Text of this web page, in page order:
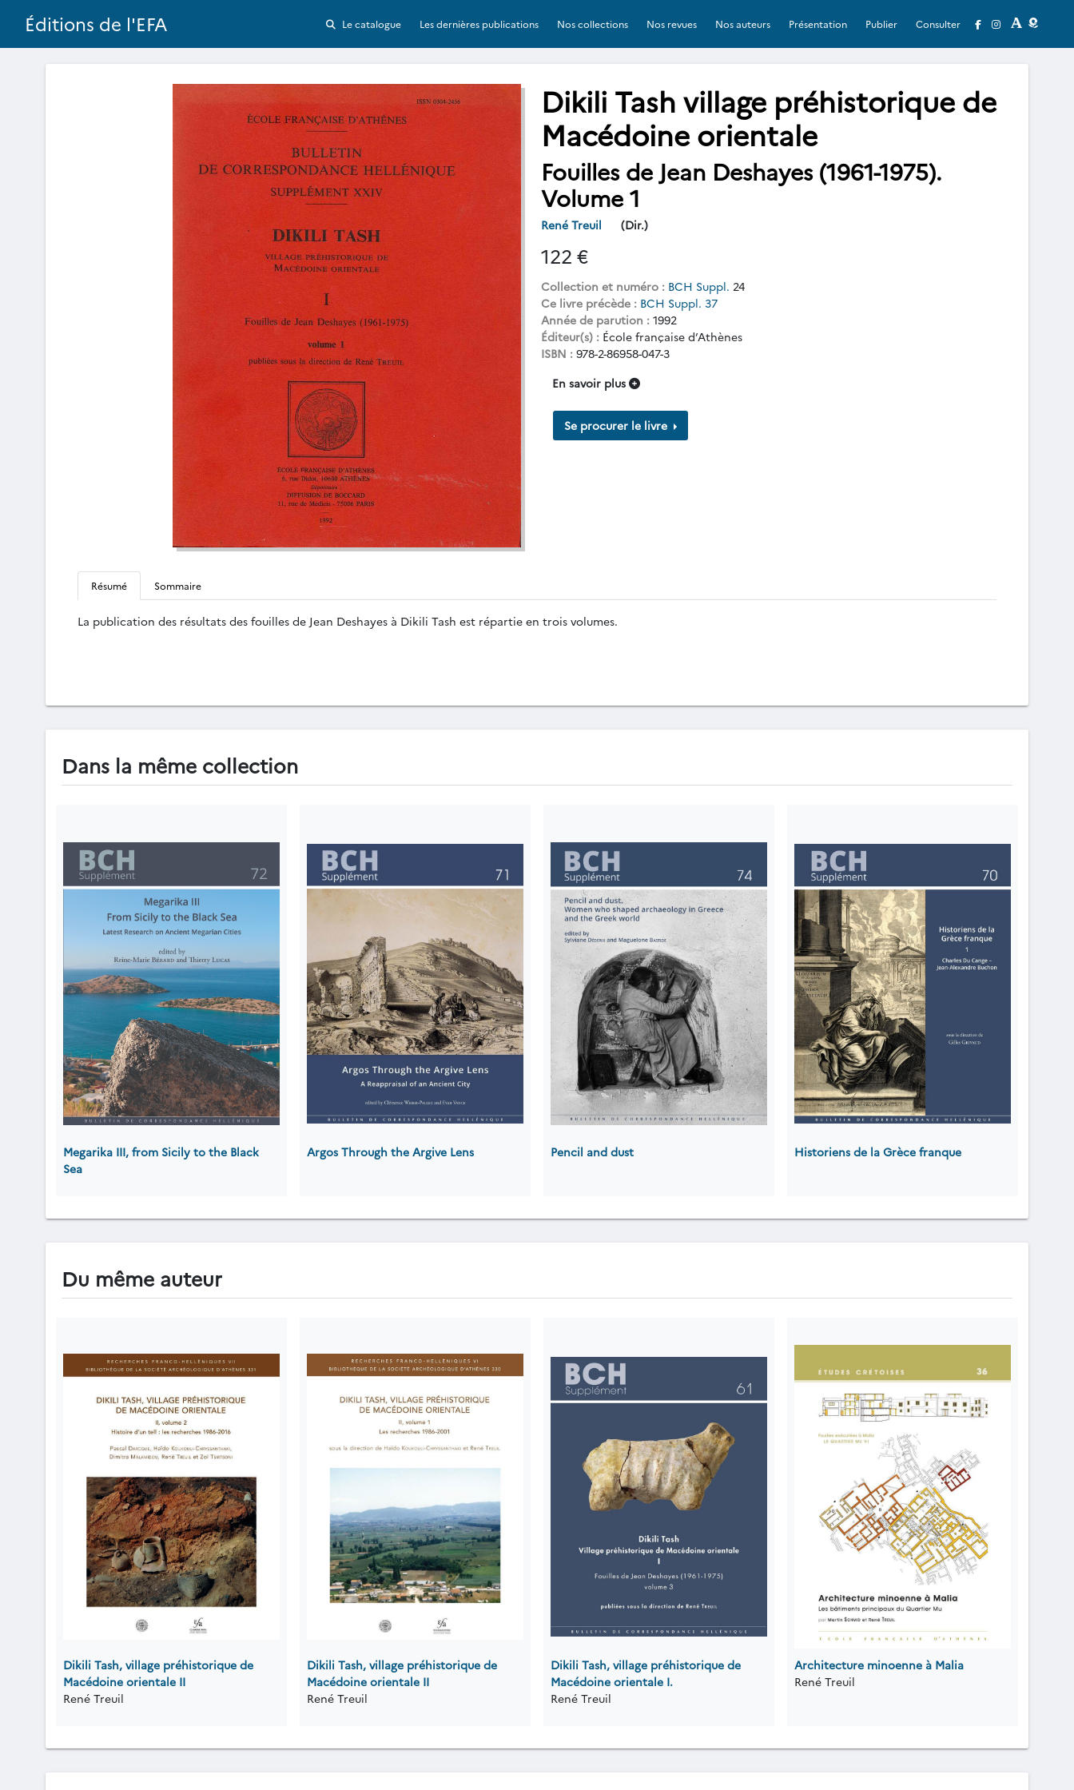
Éditions de l'EFA Le catalogue Les dernières publications Nos collections Nos revues Nos auteurs Présentation Publier Consulter
Dikili Tash village préhistorique de
Macédoine orientale
Fouilles de Jean Deshayes (1961-1975).
Volume 1
René Treuil (Dir.)
122 €
Collection et numéro : BCH Suppl. 24
Ce livre précède : BCH Suppl. 37
Année de parution : 1992
Éditeur(s) : École française d’Athènes
ISBN : 978-2-86958-047-3
En savoir plus
Se procurer le livre
Résumé Sommaire
La publication des résultats des fouilles de Jean Deshayes à Dikili Tash est répartie en trois volumes.
Dans la même collection
Megarika III, from Sicily to the Black
Sea
Argos Through the Argive Lens Pencil and dust Historiens de la Grèce franque
Du même auteur
Dikili Tash, village préhistorique de
Macédoine orientale II
René Treuil
Dikili Tash, village préhistorique de
Macédoine orientale II
René Treuil
Dikili Tash, village préhistorique de
Macédoine orientale I.
René Treuil
Architecture minoenne à Malia
René Treuil